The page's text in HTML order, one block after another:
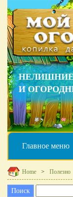
НЕЛИШНИЕ
И
Главное меню
Home Полезно